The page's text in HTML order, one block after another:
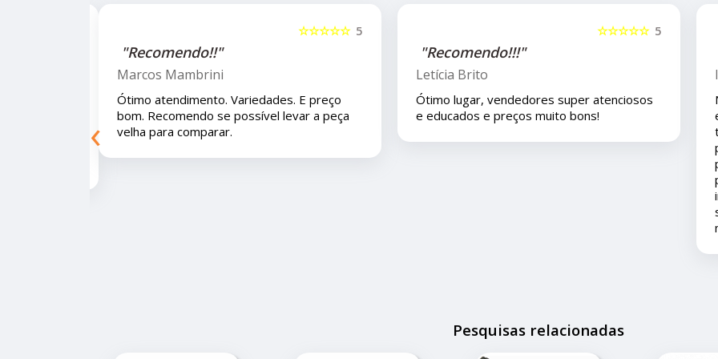
5
☆☆☆☆☆
"Recomendo!!!"
Letícia Brito
Ótimo lugar, vendedores super atenciosos
e educados e preços muito bons!
5
☆☆☆☆☆
"Recomendo!!"
Isla Costa
Nos compramos uma peça para o carro com
eles pelo mercado livre e viajamos pouco
‹
Pesquisas relacionadas